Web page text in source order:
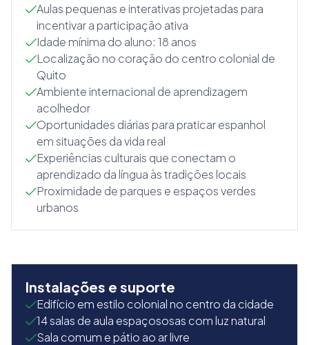
Aulas pequenas e interativas projetadas para
incentivar a participação ativa
Idade mínima do aluno: 18 anos
Localização no coração do centro colonial de
Quito
Ambiente internacional de aprendizagem
acolhedor
Oportunidades diárias para praticar espanhol
em situações da vida real
Experiências culturais que conectam o
aprendizado da língua às tradições locais
Proximidade de parques e espaços verdes
urbanos
Instalações e suporte
Edifício em estilo colonial no centro da cidade
14 salas de aula espaçososas com luz natural
Sala comum e pátio ao ar livre